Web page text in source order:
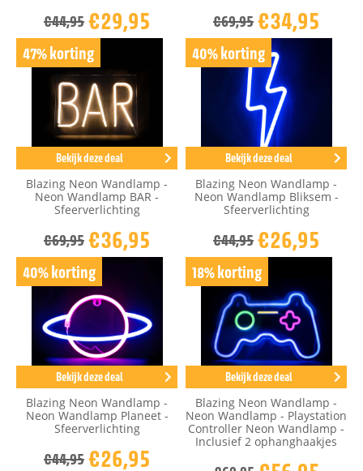
€44,95€29,95 €69,95€34,95
47% korting
Bekijk deze deal
Blazing Neon Wandlamp -
Neon Wandlamp BAR -
Sfeerverlichting
€69,95€36,95
40% korting
Bekijk deze deal
Blazing Neon Wandlamp -
Neon Wandlamp Bliksem -
Sfeerverlichting
€44,95€26,95
40% korting
Bekijk deze deal
Blazing Neon Wandlamp -
Neon Wandlamp Planeet -
Sfeerverlichting
€44,95€26,95
18% korting
Bekijk deze deal
Blazing Neon Wandlamp -
Neon Wandlamp - Playstation
Controller Neon Wandlamp -
Inclusief 2 ophanghaakjes